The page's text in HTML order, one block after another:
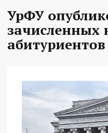
УрФУ
зачисленных
абитуриентов